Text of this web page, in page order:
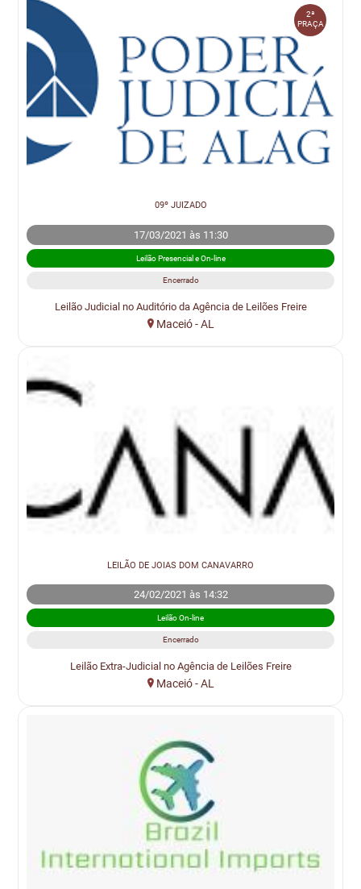
2ª
PRAÇA
09º JUIZADO
17/03/2021 às 11:30
Leilão Presencial e On-line
Encerrado
Leilão Judicial no Auditório da Agência de Leilões Freire
Maceió - AL
LEILÃO DE JOIAS DOM CANAVARRO
24/02/2021 às 14:32
Leilão On-line
Encerrado
Leilão Extra-Judicial no Agência de Leilões Freire
Maceió - AL